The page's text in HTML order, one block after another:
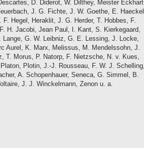
D. Diderot, W. Dilthey, Meister
J. G. Fichte, J. W. Goethe, E.
Hegel, Heraklit, J. G. Herder, T. Hobbes, F.
H. Jacobi, Jean Paul, I. Kant, S. Kierkegaard,
G. W. Leibniz, G. E. Lessing, J. Locke,
Aurel, K. Marx, Melissus, M. Mendelssohn, J.
T. Morus, P. Natorp, F. Nietzsche, N. v. Kues,
Plotin, J.-J. Rousseau, F. W. J.
A. Schopenhauer, Seneca, G. Simmel, B.
J. J. Winckelmann, Zenon u. a.